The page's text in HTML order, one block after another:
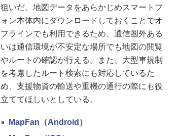
狙いだ。地図データをあらかじめスマートフ
ォン本体内にダウンロードしておくことでオ
フラインでも利用できるため、通信圏外ある
いは通信環境が不安定な場所でも地図の閲覧
やルートの確認が行える。また、大型車規制
を考慮したルート検索にも対応しているた
め、支援物資の輸送や重機の通行の際にも役
立ててほしいとしている。
MapFan（Android）